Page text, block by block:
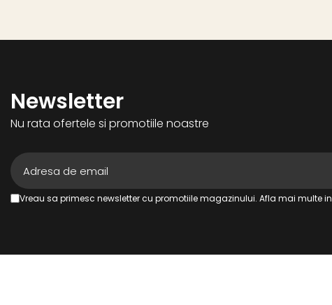
Newsletter
Nu rata ofertele si promotiile noastre
Vreau sa primesc newsletter cu promotiile magazinului. Afla mai multe in